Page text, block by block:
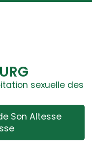
sexuelle des
Son Altesse